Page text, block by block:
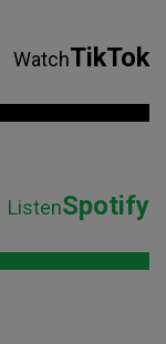
WatchTikTok
ListenSpotify